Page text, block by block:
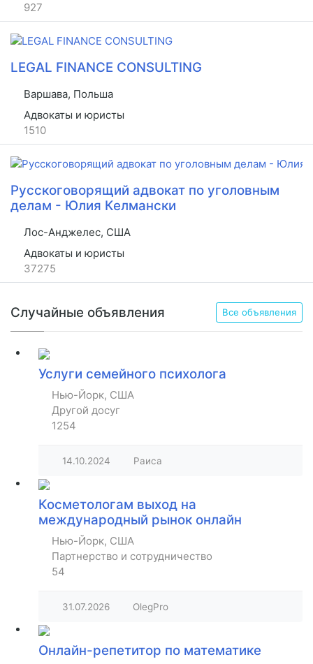
927
LEGAL FINANCE CONSULTING
Варшава, Польша
Адвокаты и юристы
1510
Русскоговорящий адвокат по уголовным
делам - Юлия Келмански
Лос-Анджелес, США
Адвокаты и юристы
37275
Случайные объявления Все объявления
Услуги семейного психолога
Нью-Йорк, США
Другой досуг
1254
14.10.2024 Раиса
Косметологам выход на
международный рынок онлайн
Нью-Йорк, США
Партнерство и сотрудничество
54
31.07.2026 OlegPro
Онлайн-репетитор по математике